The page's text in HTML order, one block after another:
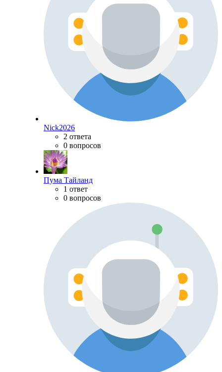
Nick2026
2 ответа
0 вопросов
Пума Тайланд
1 ответ
0 вопросов